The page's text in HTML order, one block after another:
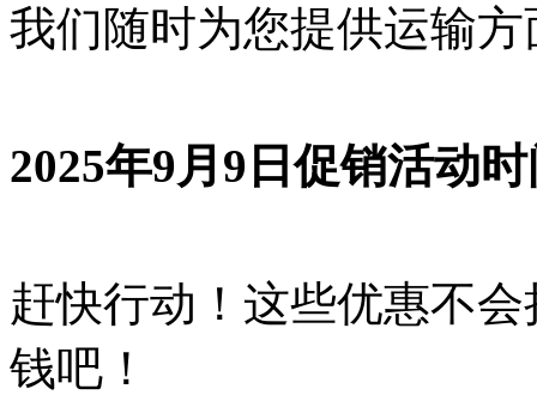
我们随时为您提供运输
2025年9月9日促销活动
赶快行动！这些优惠不
钱吧！